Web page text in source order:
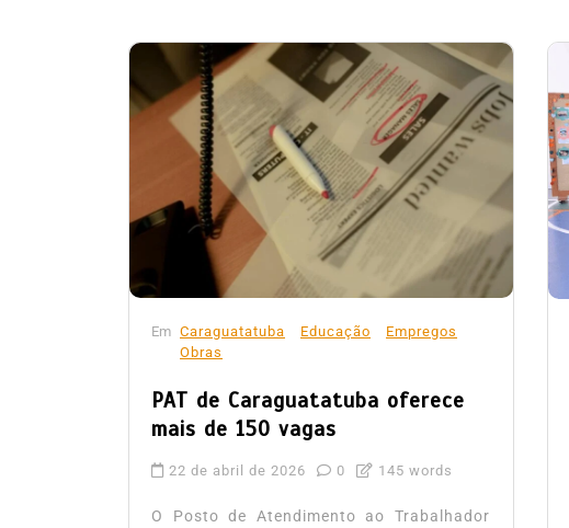
Em Caraguatatuba Educação
Empregos
Obras
PAT de Caraguatatuba oferece
mais de 150 vagas
22 de abril de 2026 0 145 words
O Posto de Atendimento ao Trabalhador